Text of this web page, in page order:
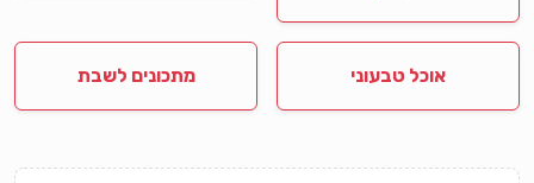
אוכל טבעוני מתכונים לשבת